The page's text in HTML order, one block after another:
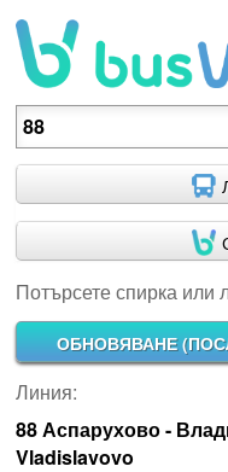
Потърсете спирка или
Потърсете спирка или
ОБНОВЯВАНЕ (
Линия:
88 Аспарухово -
Vladislavovo